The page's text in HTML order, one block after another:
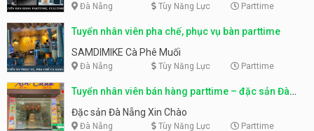
Đà Nẵng Tùy Năng Lực Parttime
Tuyển nhân viên pha chế, phục vụ bàn parttime
SAMDIMIKE Cà Phê Muối
Đà Nẵng Tùy Năng Lực Parttime
Tuyển nhân viên bán hàng parttime – đặc sản Đà
Nẵng
Đặc sản Đà Nẵng Xin Chào
Đà Nẵng Tùy Năng Lực Parttime